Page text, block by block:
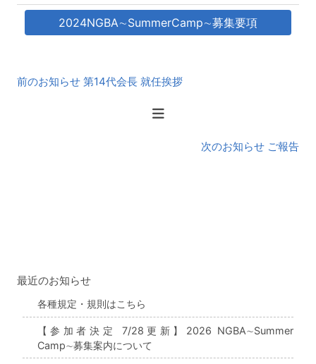
2024NGBA∼SummerCamp∼募集要項
後
前のお知らせ 第14代会長 就任挨拶
次のお知らせ ご報告
最近のお知らせ
各種規定・規則はこちら
【参加者決定 7/28更新】2026 NGBA∼Summer
Camp∼募集案内について